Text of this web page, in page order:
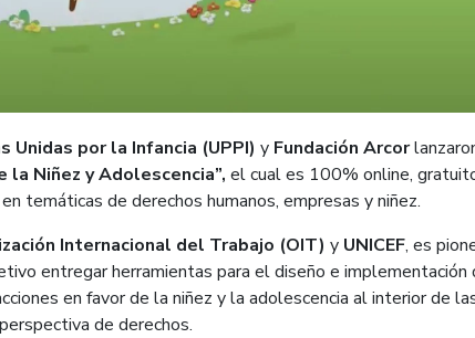
Unidas por la Infancia (UPPI) y Fundación Arcor
Niñez y Adolescencia”, el cual es 100% online,
temáticas de derechos humanos, empresas y niñez.
Internacional del Trabajo (OIT) y UNICEF, es
entregar herramientas para el diseño e implementación
en favor de la niñez y la adolescencia al interior de
de derechos.